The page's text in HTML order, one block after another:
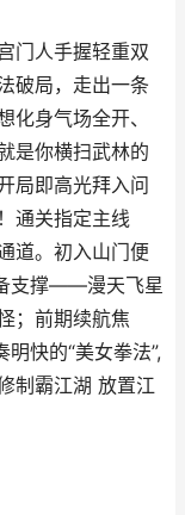
门人手握轻重双
破局，走出一条
化身气场全开、
是你横扫武林的
局即高光拜入问
通关指定主线
道。初入山门便
支撑——漫天飞星
；前期续航焦
快的“美女拳法”,
制霸江湖 放置江